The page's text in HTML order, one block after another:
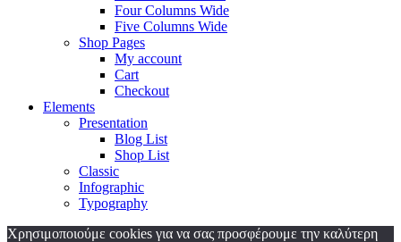
Four Columns Wide
Five Columns Wide
Shop Pages
My account
Cart
Checkout
Elements
Presentation
Blog List
Shop List
Classic
Infographic
Typography
Χρησιμοποιούμε cookies για να σας προσφέρουμε την καλύτερη